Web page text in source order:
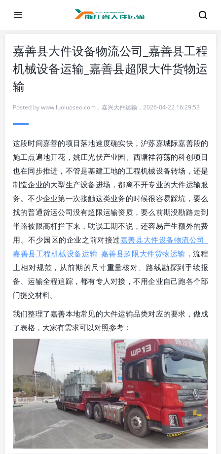
嘉善县大件设备物流公司_嘉善县工程
机械设备运输_嘉善县超限大件货物运
输
Posted bywww.luoluoseo.com ， 嘉兴大件运输 ， 2026-04-22 16:29:53
这段时间嘉善的项目落地速度确实快，沪苏嘉城际嘉善段的
施工点遍地开花，姚庄光伏产业园、西塘祥符荡的科创项目
也在同步推进，不管是基建工地的工程机械设备转场，还是
制造企业的大型生产设备进场，都离不开专业的大件运输服
务。不少企业第一次接触这类业务的时候很容易踩坑，要么
找的普通货运公司没有超限运输资质，要么前期没勘路走到
半路被限高杆拦下来，耽误工期不说，还容易产生额外的费
用。不少园区的企业之前对接过嘉善县大件设备物流公司_
嘉善县工程机械设备运输_嘉善县超限大件货物运输 ，流程
上相对规范，从前期的尺寸重量核对、路线勘探到手续报
备、运输全程追踪，都有专人对接，不用企业自己跑各个部
门提交材料。
我们整理了嘉善本地常见的大件运输品类对应的要求，做成
了表格，大家有需求可以对照参考：